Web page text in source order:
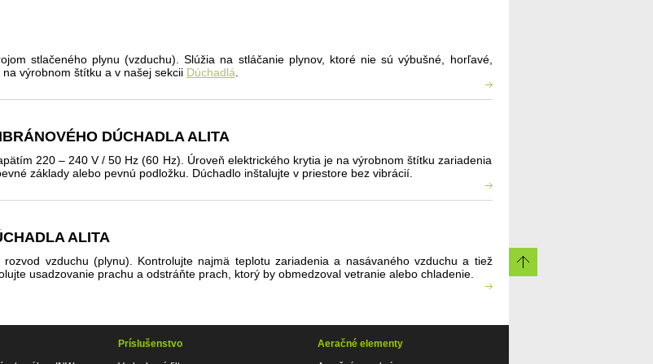
stlačeného plynu (vzduchu). Slúžia na stláčanie plynov, ktoré nie sú výbušné, horľavé,
výrobnom štítku a v našej sekcii Dúchadlá
DÚCHADLA ALITA
220 – 240 V / 50 Hz (60 Hz). Úroveň elektrického krytia je na výrobnom štítku zariadenia
základy alebo pevnú podložku. Dúchadlo inšta­lujte v priestore bez vibrácií.
ALITA
vzduchu (plynu). Kontrolujte najmä teplotu zariadenia a nasávaného vzduchu a tiež
usadzovanie prachu a odstráňte prach, ktorý by obmedzoval vetranie alebo chladenie.
Príslušenstvo
Aeračné elementy